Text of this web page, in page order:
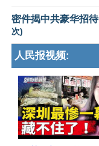
密件揭中共豪华招
次)
人民报视频: